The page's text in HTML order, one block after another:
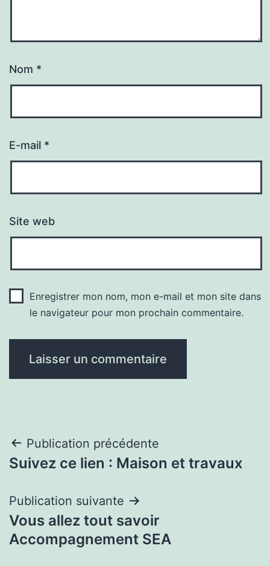
Nom *
E-mail *
Site web
Enregistrer mon nom, mon e-mail et mon site dans
le navigateur pour mon prochain commentaire.
Navigation
de
l’article
Publication précédente
Suivez ce lien : Maison et travaux
Publication suivante
Vous allez tout savoir
Accompagnement SEA